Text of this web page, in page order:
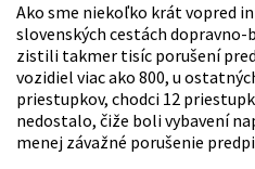
Ako sme niekoľko krát vopred
slovenských cestách
zistili takmer tisíc porušení
vozidiel viac ako 800, u
priestupkov, chodci 12
nedostalo, čiže boli vybavení
menej závažné porušenie